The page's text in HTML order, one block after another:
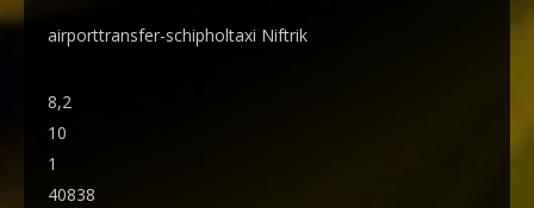
airporttransfer-schipholtaxi Niftrik
8,2
10
1
40838